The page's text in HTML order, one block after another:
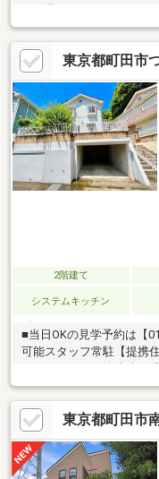
【2時間～5時間】◇おす
て、同条件の物件も比較
です(^^)/［Cコース］所
者・・・「マイホーム探
す(^^)/お住まい探しがは
宅ローンの基本知識」の
にお任せください！
東京都町田市
2階建て
システムキッチン
■当日OKの見学予約は【
可能スタッフ常駐【提携
年 変動金利0.575%（審
様からのお言葉に感謝し
約束します。お家探しを
軽に東宝ハウス町田に相
て大丈夫！まずはお客様
待ちしております☆☆
東京都町田市